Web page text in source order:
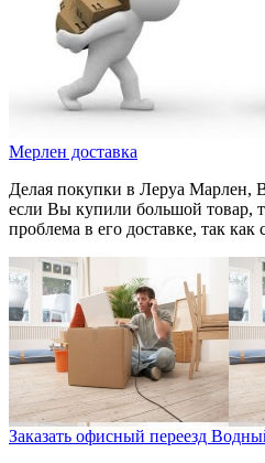
Мерлен доставка
Делая покупки в Леруа Марлен,
если Вы купили большой товар,
проблема в его доставке, так как
Заказать офисный переезд